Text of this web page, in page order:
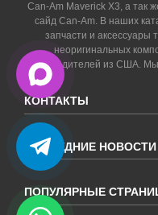
Can-Am Maverick X3, а так
сайд Can-Am. В наших
запчасти и аксессуары
неоригинальных
производителей из США.
КОНТАКТЫ
ПОСЛЕДНИЕ НОВОСТИ
ПОПУЛЯРНЫЕ